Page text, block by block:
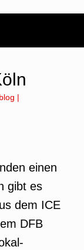
|
einen
gibt es
dem ICE
DFB